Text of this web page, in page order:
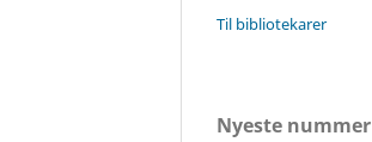
Til bibliotekarer
Nyeste nummer